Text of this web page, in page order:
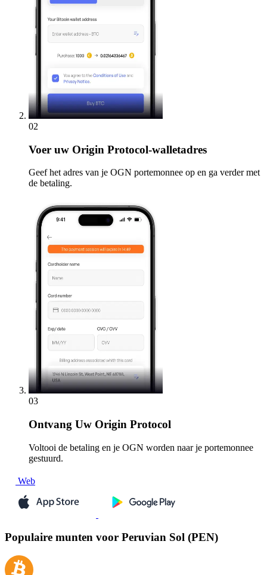
02
Voer uw Origin Protocol-walletadres
Geef het adres van je OGN portemonnee op en ga verder met
de betaling.
03
Ontvang Uw Origin Protocol
Voltooi de betaling en je OGN worden naar je portemonnee
gestuurd.
Web
Populaire munten voor Peruvian Sol (PEN)